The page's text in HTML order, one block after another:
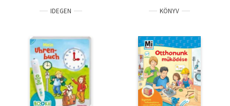
Tankönyv, segédkönyv
Társadalomtudomány
Természettudomány
Történelem
Vallás
IDEGEN KÖNYV